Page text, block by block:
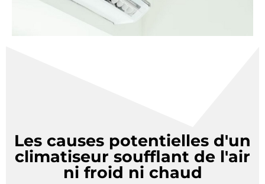
Les causes potentielles d'un
climatiseur soufflant de l'air
ni froid ni chaud